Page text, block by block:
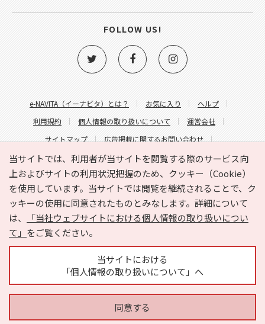
当サイトでは、利用者が当サイトを閲覧する際のサービス向
上およびサイトの利用状況把握のため、クッキー（Cookie）
を使用しています。当サイトでは閲覧を継続されることで、ク
ッキーの使用に同意されたものとみなします。詳細について
は、
「当社ウェブサイトにおける個人情報の取り扱いについ
て」 をご覧ください。
当サイトにおける
「個人情報の取り扱いについて」へ
同意する
e-NAVITA（イーナビタ）とは？ お気に入り
ヘルプ
利用規約
個人情報の取り扱いについて
運営会社
サイトマップ
広告掲載に関するお問い合わせ
サイトの内容に関するお問い合わせ
FOLLOW US!
Copyright © HYOJITO.Co.,Ltd. All Rights Reserved.